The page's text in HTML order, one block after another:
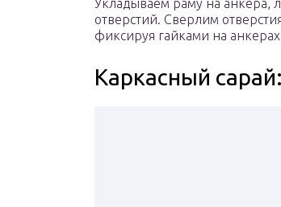
Укладываем раму на анкера,
отверстий. Сверлим
фиксируя гайками на
Каркасный